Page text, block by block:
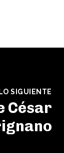
SIGUIENTE
César